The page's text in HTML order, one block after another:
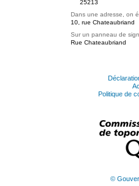
25213
Dans une adresse, on
10, rue Chateaubriand
Sur un panneau de
Rue Chateaubriand
Politique de
©